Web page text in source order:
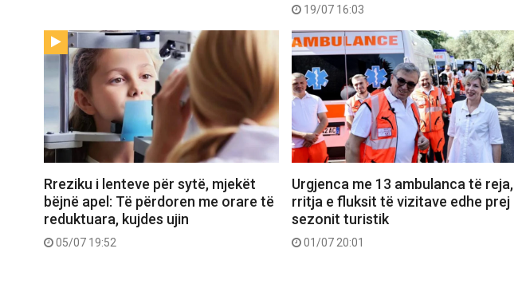
19/07 16:03
Rreziku i lenteve për sytë, mjekët
bëjnë apel: Të përdoren me orare të
reduktuara, kujdes ujin
05/07 19:52
Urgjenca me 13 ambulanca të reja,
rritja e fluksit të vizitave edhe prej
sezonit turistik
01/07 20:01